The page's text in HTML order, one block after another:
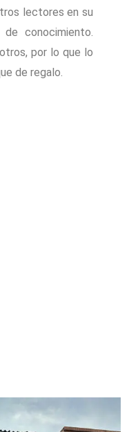
lectores en su
conocimiento.
por lo que lo
de regalo.